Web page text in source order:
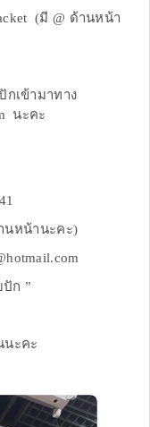
(มี @ ด้านหน้า
กเข้ามาทาง
นะคะ
นหน้านะคะ)
ปัก ”
ะคะ